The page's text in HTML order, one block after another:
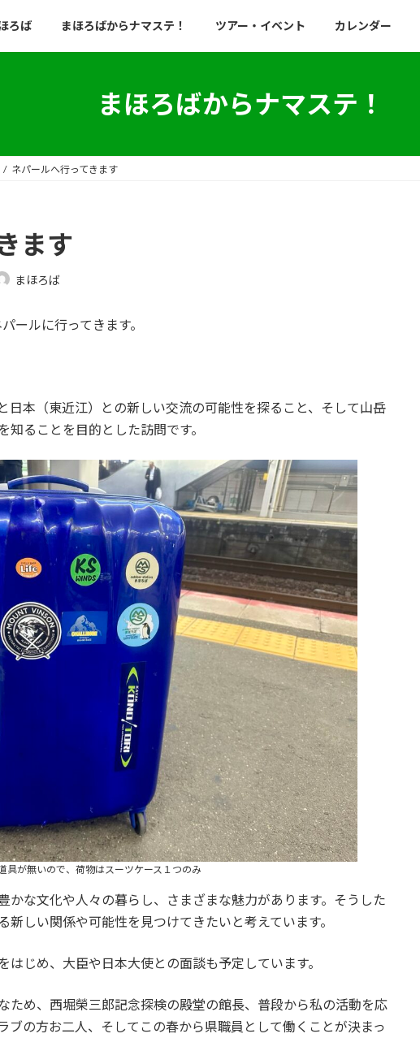
ろば まほろばからナマステ！ ツアー・イベント カレンダー
まほろばからナマステ！
ネパールへ行ってきます
ます
まほろば
ールに行ってきます。
日本（東近江）との新しい交流の可能性を探ること、そして山岳
ることを目的とした訪問です。
具が無いので、荷物はスーツケース１つのみ
な文化や人々の暮らし、さまざまな魅力があります。そうした
しい関係や可能性を見つけてきたいと考えています。
じめ、大臣や日本大使との面談も予定しています。
め、西堀榮三郎記念探検の殿堂の館長、普段から私の活動を応
ブの方お二人、そしてこの春から県職員として働くことが決まっ